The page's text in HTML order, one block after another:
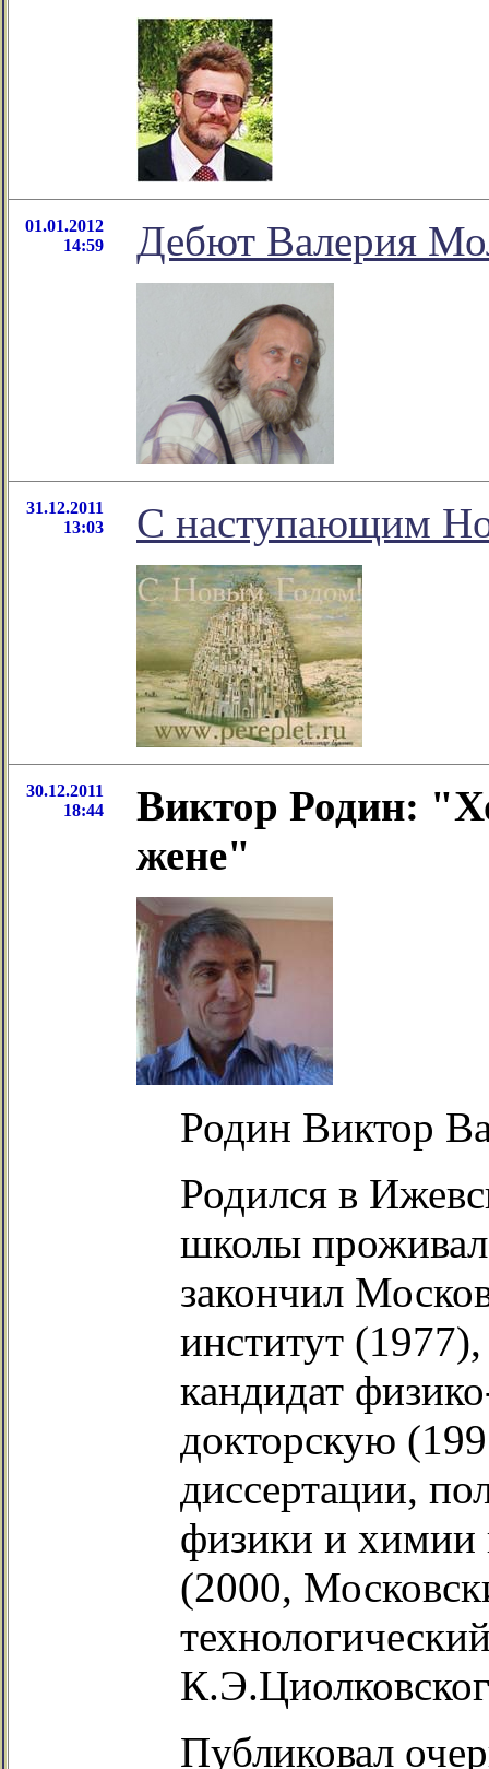
01.01.2012
14:59
Дебют Валерия
31.12.2011
13:03
С наступающим
30.12.2011
18:44
Виктор Родин:
жене"
Родин Виктор
Родился в
школы
закончил
институт
кандидат
докторскую
диссертации,
физики и химии
(2000,
Публиковал